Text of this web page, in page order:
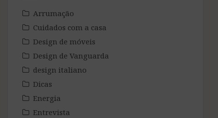
Arrumação
Cuidados com a casa
Design de móveis
Design de Vanguarda
design italiano
Dicas
Energia
Entrevista